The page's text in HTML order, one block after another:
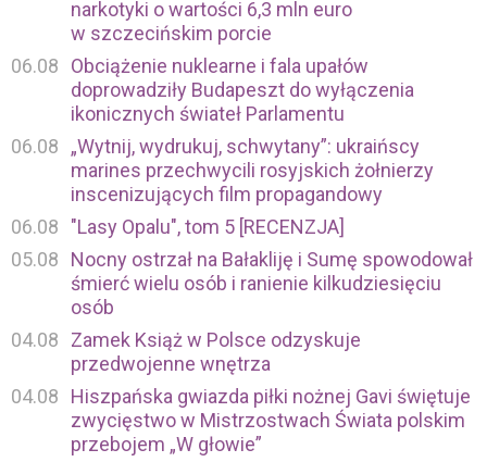
narkotyki o wartości 6,3 mln euro
w szczecińskim porcie
06.08
Obciążenie nuklearne i fala upałów
doprowadziły Budapeszt do wyłączenia
ikonicznych świateł Parlamentu
06.08
„Wytnij, wydrukuj, schwytany”: ukraińscy
marines przechwycili rosyjskich żołnierzy
inscenizujących film propagandowy
06.08
"Lasy Opalu", tom 5 [RECENZJA]
05.08
Nocny ostrzał na Bałakliję i Sumę spowodował
śmierć wielu osób i ranienie kilkudziesięciu
osób
04.08
Zamek Książ w Polsce odzyskuje
przedwojenne wnętrza
04.08
Hiszpańska gwiazda piłki nożnej Gavi świętuje
zwycięstwo w Mistrzostwach Świata polskim
przebojem „W głowie”